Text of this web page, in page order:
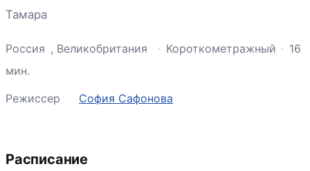
Тамара
Россия , Великобритания · Короткометражный · 16
мин.
Режиссер
София Сафонова
Расписание